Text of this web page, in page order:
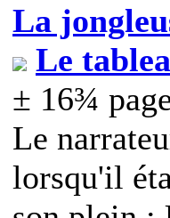
La
Le
± 16¾
Le
lorsqu'il